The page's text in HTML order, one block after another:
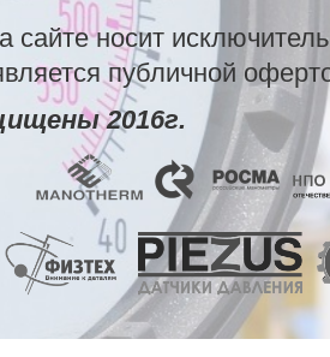
сайте носит
публичной
2016г.